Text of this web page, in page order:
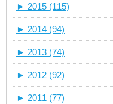
► 2015 (115)
► 2014 (94)
► 2013 (74)
► 2012 (92)
► 2011 (77)